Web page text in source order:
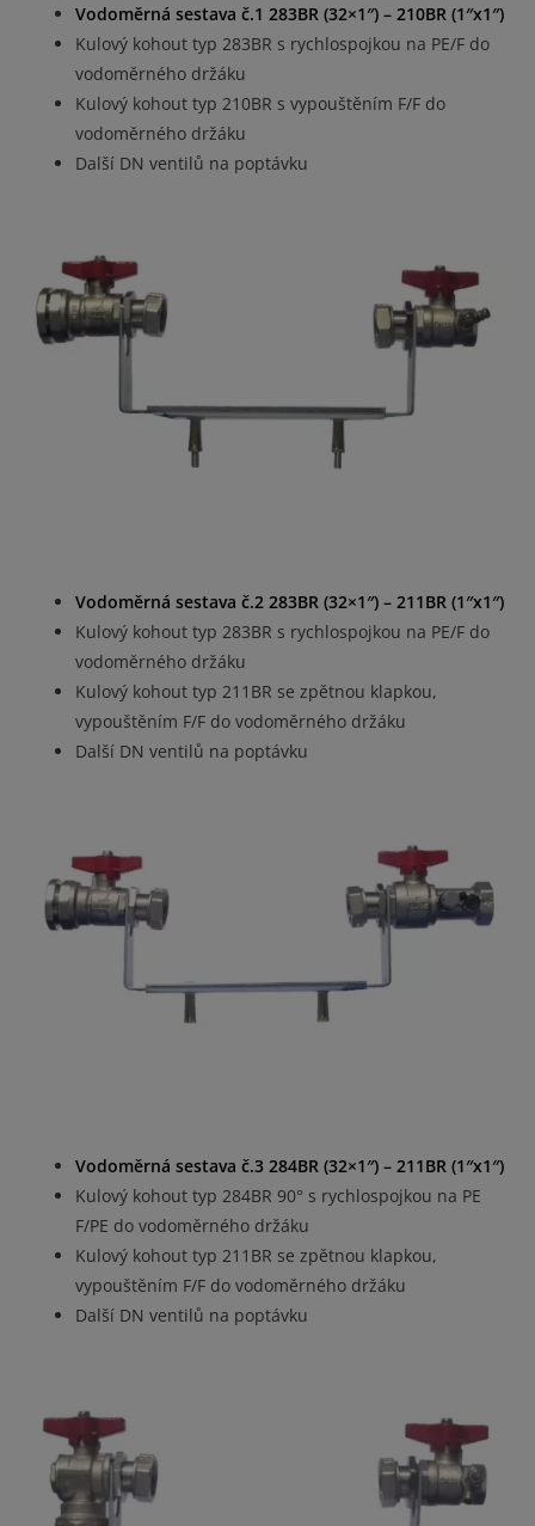
Vodoměrná sestava č.1 283BR (32×1″) – 210BR (1″x1″)
Kulový kohout typ 283BR s rychlospojkou na PE/F do
vodoměrného držáku
Kulový kohout typ 210BR s vypouštěním F/F do
vodoměrného držáku
Další DN ventilů na poptávku
Vodoměrná sestava č.2 283BR (32×1″) – 211BR (1″x1″)
Kulový kohout typ 283BR s rychlospojkou na PE/F do
vodoměrného držáku
Kulový kohout typ 211BR se zpětnou klapkou,
vypouštěním F/F do vodoměrného držáku
Další DN ventilů na poptávku
Vodoměrná sestava č.3 284BR (32×1″) – 211BR (1″x1″)
Kulový kohout typ 284BR 90° s rychlospojkou na PE
F/PE do vodoměrného držáku
Kulový kohout typ 211BR se zpětnou klapkou,
vypouštěním F/F do vodoměrného držáku
Další DN ventilů na poptávku